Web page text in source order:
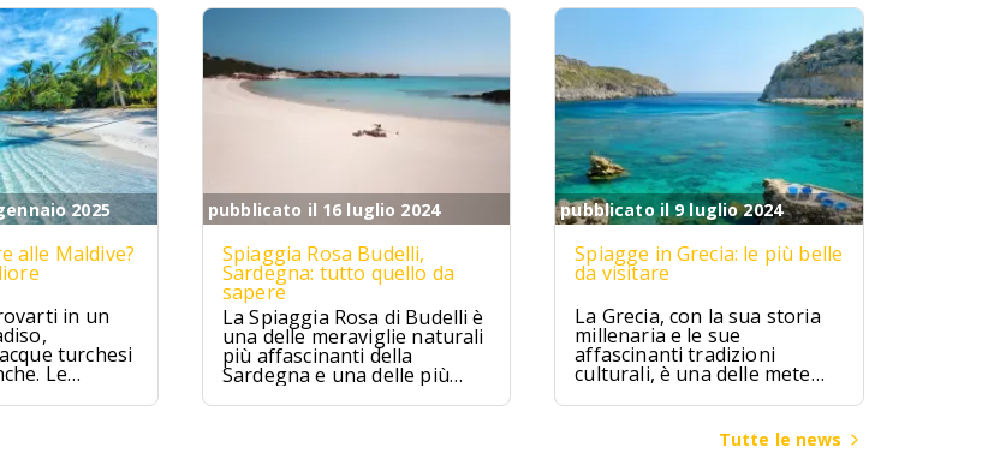
2025
alle Maldive?
in un
turchesi
Le
che si
pubblicato il 16 luglio 2024
Spiaggia Rosa Budelli,
Sardegna: tutto quello da
sapere
La Spiaggia Rosa di Budelli è
una delle meraviglie naturali
più affascinanti della
Sardegna e una delle più
famose d'Italia. Situata
nell'Arcipelago della
pubblicato il 9 luglio 2024
Spiagge in Grecia: le più belle
da visitare
La Grecia, con la sua storia
millenaria e le sue
affascinanti tradizioni
culturali, è una delle mete
mondo. Terra di miti e
leggende, la Grecia ha visto
Tutte le news